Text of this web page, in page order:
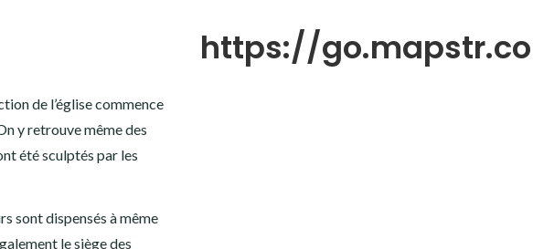
de l’église commence
y retrouve même des
été sculptés par les
sont dispensés à même
le siège des
https://